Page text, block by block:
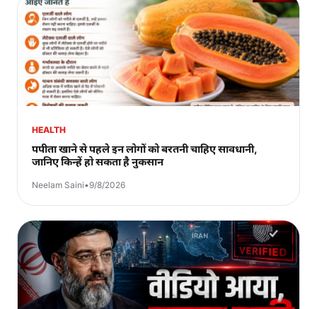
HEALTH
पपीता खाने से पहले इन लोगों को बरतनी चाहिए सावधानी,
जानिए किन्हें हो सकता है नुकसान
Neelam Saini•9/8/2026